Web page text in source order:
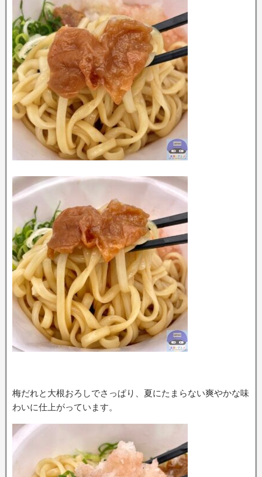
梅だれと大根おろしでさっぱり、夏にたまらない爽やかな味
わいに仕上がっています。